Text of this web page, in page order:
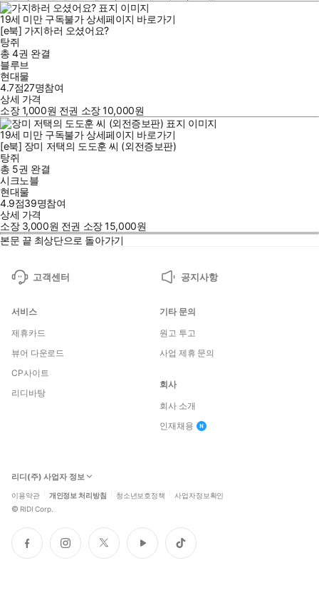
19세 미만 구독불가 상세페이지 바로가기
[e북] 가지하러 오셨어요?
탕쥐
총 4권 완결
블루브
현대물
4.7점27명참여
상세 가격
소장1,000원 전권 소장10,000원
19세 미만 구독불가 상세페이지 바로가기
[e북] 장미 저택의 도도훈 씨 (외전증보판)
탕쥐
총 5권 완결
시크노블
현대물
4.9점39명참여
상세 가격
소장 3,000원 전권 소장15,000원
본문 끝 최상단으로 돌아가기
고객센터 공지사항
서비스
제휴카드
뷰어 다운로드
CP사이트
리디바탕
기타 문의
원고 투고
사업 제휴 문의
회사
회사 소개
인재채용
리디(주) 사업자 정보
이용약관 개인정보 처리방침 청소년보호정책 사업자정보확인
© RIDI Corp.
페
이
인
스
트
위
유
튜
틱
톡